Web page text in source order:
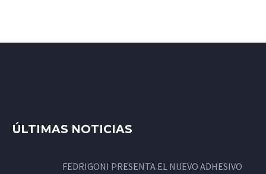
ÚLTIMAS NOTICIAS
FEDRIGONI PRESENTA EL NUEVO ADHESIVO